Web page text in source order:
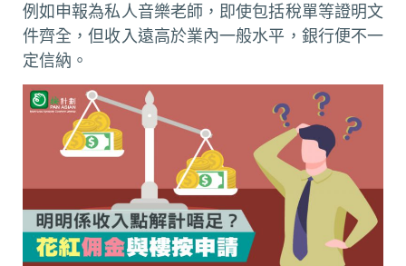
例如申報為私人音樂老師，即使包括稅單等證明文
件齊全，但收入遠高於業內一般水平，銀行便不一
定信納。